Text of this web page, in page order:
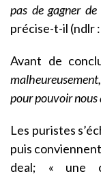
pas de gagner
précise-t-il (ndlr
Avant de
pour pouvoir nous
Les puristes
puis
deal; « une